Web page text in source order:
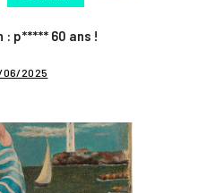
p***** 60 ans !
2025